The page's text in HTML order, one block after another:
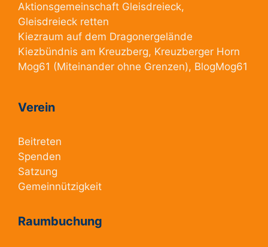
Aktionsgemeinschaft Gleisdreieck,
Gleisdreieck retten
Kiezraum auf dem Dragonergelände
Kiezbündnis am Kreuzberg, Kreuzberger Horn
Mog61 (Miteinander ohne Grenzen), BlogMog61
Verein
Beitreten
Spenden
Satzung
Gemeinnützigkeit
Raumbuchung